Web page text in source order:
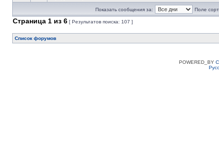
Показать сообщения за: Поле
Страница 1 из 6 [ Результатов поиска: 107 ]
Список форумов
POWERED_BY